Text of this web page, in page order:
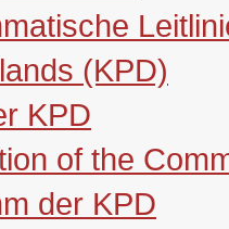
(KPD)
KPD
of the
der KPD